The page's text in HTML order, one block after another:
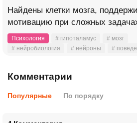
Найдены клетки мозга,
мотивацию при сложных
Психология # гипоталамус
# мозг
# нейробиология
# нейроны #
Комментарии
Популярные По порядку